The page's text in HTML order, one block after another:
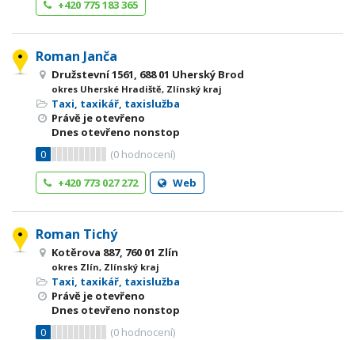
+420 775 183 365
Roman Janča
Družstevní 1561, 688 01 Uherský Brod
okres Uherské Hradiště, Zlínský kraj
Taxi, taxikář, taxislužba
Právě je otevřeno
Dnes otevřeno nonstop
0
(0 hodnocení)
+420 773 027 272
Web
Roman Tichý
Kotěrova 887, 760 01 Zlín
okres Zlín, Zlínský kraj
Taxi, taxikář, taxislužba
Právě je otevřeno
Dnes otevřeno nonstop
0
(0 hodnocení)